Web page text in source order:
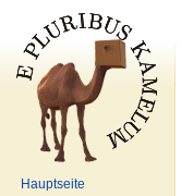
Hauptseite